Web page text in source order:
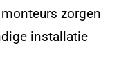
zorgen
installatie